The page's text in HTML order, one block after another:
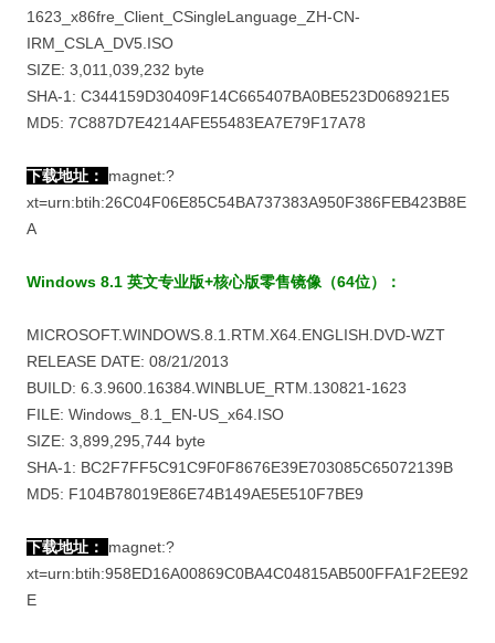
1623_x86fre_Client_CSingleLanguage_ZH-CN-
IRM_CSLA_DV5.ISO
SIZE: 3,011,039,232 byte
SHA-1: C344159D30409F14C665407BA0BE523D068921E5
MD5: 7C887D7E4214AFE55483EA7E79F17A78
下载地址： magnet:?
xt=urn:btih:26C04F06E85C54BA737383A950F386FEB423B8E
A
Windows 8.1 英文专业版+核心版零售镜像（64位）：
MICROSOFT.WINDOWS.8.1.RTM.X64.ENGLISH.DVD-WZT
RELEASE DATE: 08/21/2013
BUILD: 6.3.9600.16384.WINBLUE_RTM.130821-1623
FILE: Windows_8.1_EN-US_x64.ISO
SIZE: 3,899,295,744 byte
SHA-1: BC2F7FF5C91C9F0F8676E39E703085C65072139B
MD5: F104B78019E86E74B149AE5E510F7BE9
下载地址： magnet:?
xt=urn:btih:958ED16A00869C0BA4C04815AB500FFA1F2EE92
E